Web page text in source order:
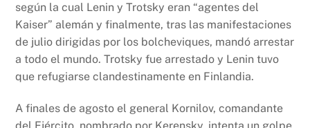
según la cual Lenin y Trotsky eran “agentes del
Kaiser” alemán y finalmente, tras las manifestaciones
de julio dirigidas por los bolcheviques, mandó arrestar
a todo el mundo. Trotsky fue arrestado y Lenin tuvo
que refugiarse clandestinamente en Finlandia.
A finales de agosto el general Kornilov, comandante